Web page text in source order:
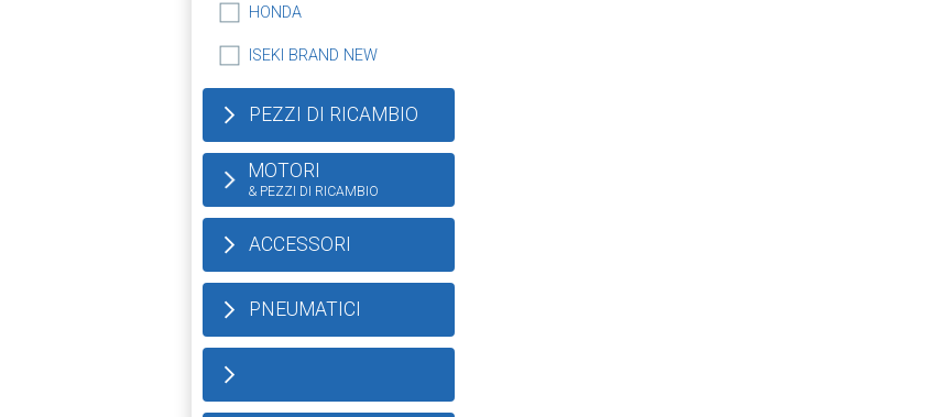
HONDA
ISEKI BRAND NEW
PEZZI DI RICAMBIO
MOTORI
& PEZZI DI RICAMBIO
ACCESSORI
PNEUMATICI